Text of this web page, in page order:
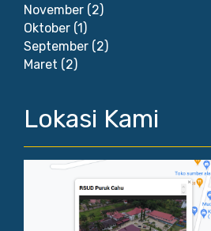
November (2)
Oktober (1)
September (2)
Maret (2)
Lokasi Kami